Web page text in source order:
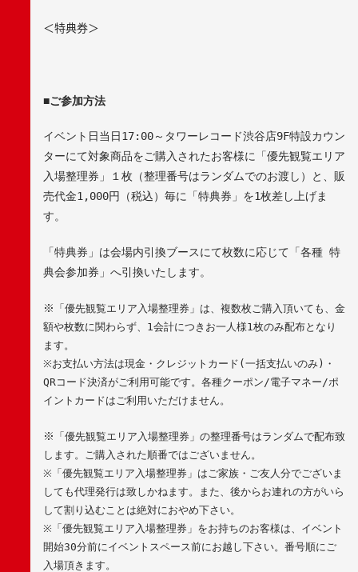
＜特典券＞
■ご参加方法
イベント日当日17:00～タワーレコード渋谷店9F特設カウン
ターにて対象商品をご購入されたお客様に「優先観覧エリア
入場整理券」１枚（整理番号はランダムでのお渡し）と、販
売代金1,000円（税込）毎に「特典券」を1枚差し上げま
す。
「特典券」は会場内引換ブースにて枚数に応じて「各種 特
典会参加券」へ引換いたします。
※ 「優先観覧エリア入場整理券」は、複数枚ご購入頂いても、金
額や枚数に関わらず、 1会計につきお一人様1枚のみ配布となり
ます。
※お支払い方法は現金・クレジットカード ( 一括支払いのみ ) ・
QRコード決済がご利用可能です。各種クーポン/電子マネー/ポ
イントカードはご利用いただけません。
※ 「優先観覧エリア入場整理券」の整理番号はランダムで配布致
します。ご購入された順番ではございません。
※ 「優先観覧エリア入場整理券」はご家族・ご友人分でございま
しても代理発行は致しかねます。また、後からお連れの方がいら
して割り込むことは絶対におやめ下さい。
※ 「優先観覧エリア入場整理券」をお持ちのお客様は、イベント
開始30分前にイベントスペース前にお越し下さい。番号順にご
入場頂きます。